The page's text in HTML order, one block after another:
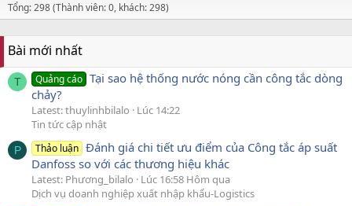
Tổng: 298 (Thành viên: 0, khách: 298)
Bài mới nhất
T Quảng cáo Tại sao hệ thống nước nóng cần công tắc dòng
chảy?
Latest: thuylinhbilalo
Lúc 14:22
Tin tức cập nhật
P Thảo luận Đánh giá chi tiết ưu điểm của Công tắc áp suất
Danfoss so với các thương hiệu khác
Latest: Phương_bilalo
Lúc 16:58 Hôm qua
Dịch vụ doanh nghiệp xuất nhập khẩu-Logistics